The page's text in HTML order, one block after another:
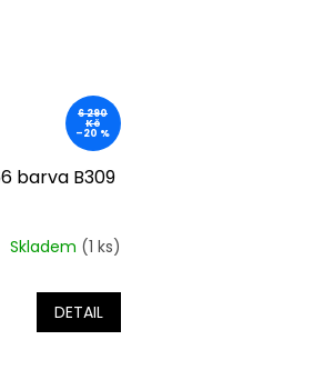
6 290
Kč
–20 %
barva B309
Skladem (1 ks)
DETAIL